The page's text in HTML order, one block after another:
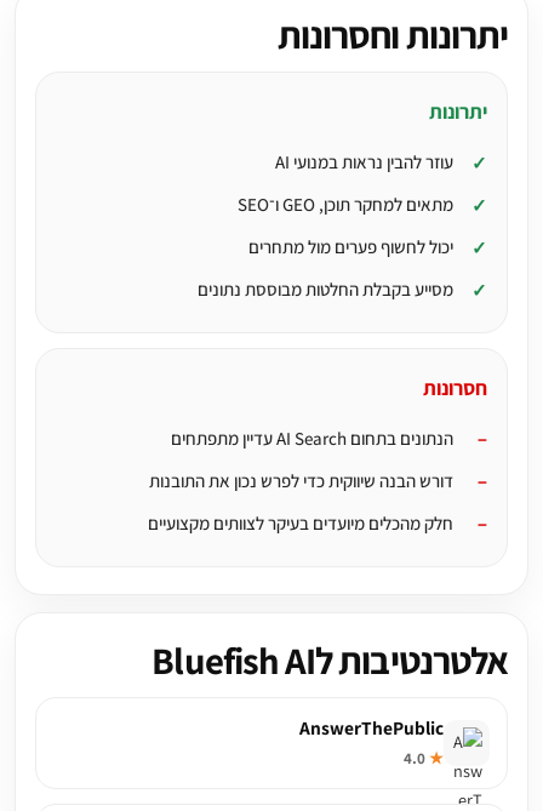
יתרונות וחסרונות
יתרונות
עוזר להבין נראות במנועי AI
מתאים למחקר תוכן, GEO ו־SEO
יכול לחשוף פערים מול מתחרים
מסייע בקבלת החלטות מבוססת נתונים
חסרונות
הנתונים בתחום AI Search עדיין מתפתחים
דורש הבנה שיווקית כדי לפרש נכון את התובנות
חלק מהכלים מיועדים בעיקר לצוותים מקצועיים
אלטרנטיבות לBluefish AI
AnswerThePublic
★